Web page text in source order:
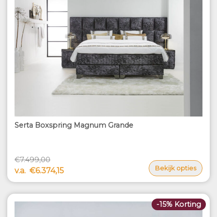
Serta Boxspring Magnum Grande
€7.499,00
v.a. €6.374,15 Bekijk opties
-15% Korting